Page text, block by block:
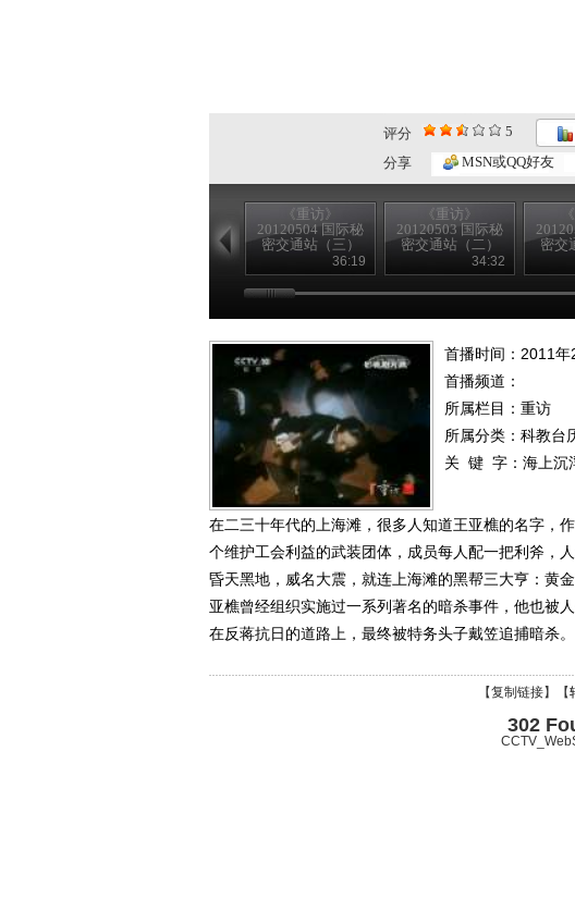
评分 5
分享
MSN或QQ好友
《重访》
20120504 国际秘
密交通站（三）
36:19
《重访》
20120503 国际秘
密交通站（二）
34:32
密交
首播时间：2011
首播频道：
所属栏目： 重访
所属分类：科教台
关 键 字： 海上沉
在二三十年代的上海滩，很多人知道王亚樵的名字，
个维护工会利益的武装团体，成员每人配一把利斧，
昏天黑地，威名大震，就连上海滩的黑帮三大亨：黄
亚樵曾经组织实施过一系列著名的暗杀事件，他也被
在反蒋抗日的道路上，最终被特务头子戴笠追捕暗杀。
【复制链接】【
302